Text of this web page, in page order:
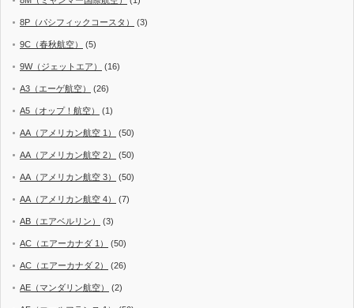
8P（パシフィックコースタ） (3)
9C（春秋航空） (5)
9W（ジェットエア） (16)
A3（エーゲ航空） (26)
A5（オップ！航空） (1)
AA（アメリカン航空 1） (50)
AA（アメリカン航空 2） (50)
AA（アメリカン航空 3） (50)
AA（アメリカン航空 4） (7)
AB（エアベルリン） (3)
AC（エアーカナダ 1） (50)
AC（エアーカナダ 2） (26)
AE（マンダリン航空） (2)